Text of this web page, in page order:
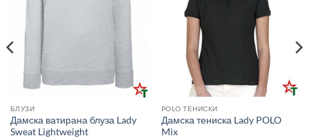
БЛУЗИ
Дамска ватирана блуза Lady
Sweat Lightweight
POLO ТЕНИСКИ
Дамска тениска Lady POLO
Mix